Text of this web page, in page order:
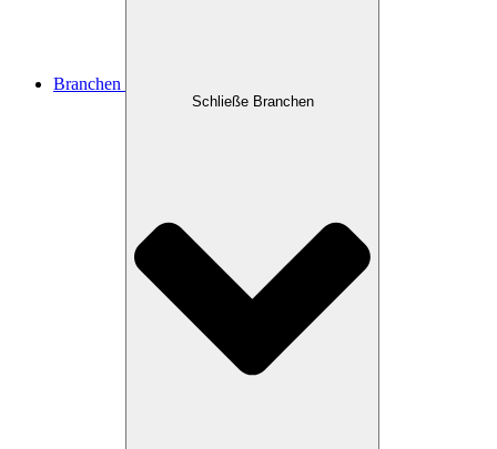
Branchen
Schließe Branchen